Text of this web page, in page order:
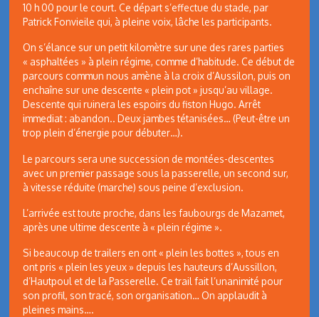
10 h 00 pour le court. Ce départ s’effectue du stade, par
Patrick Fonvieile qui, à pleine voix, lâche les participants.
On s’élance sur un petit kilomètre sur une des rares parties
« asphaltées » à plein régime, comme d’habitude. Ce début de
parcours commun nous amène à la croix d’Aussilon, puis on
enchaîne sur une descente « plein pot » jusqu’au village.
Descente qui ruinera les espoirs du fiston Hugo. Arrêt
immediat : abandon.. Deux jambes tétanisées… (Peut-être un
trop plein d’énergie pour débuter…).
Le parcours sera une succession de montées-descentes
avec un premier passage sous la passerelle, un second sur,
à vitesse réduite (marche) sous peine d’exclusion.
L’arrivée est toute proche, dans les faubourgs de Mazamet,
après une ultime descente à « plein régime ».
Si beaucoup de trailers en ont « plein les bottes », tous en
ont pris « plein les yeux » depuis les hauteurs d’Aussillon,
d’Hautpoul et de la Passerelle. Ce trail fait l’unanimité pour
son profil, son tracé, son organisation… On applaudit à
pleines mains….